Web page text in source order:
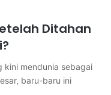
Ditahan
kini mendunia sebagai
baru-baru ini